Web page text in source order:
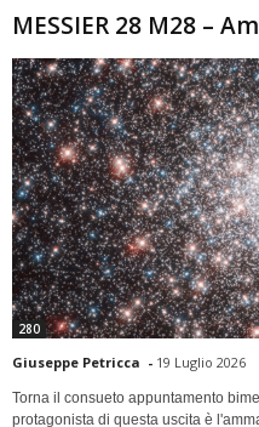
MESSIER 28 M28 –
280
Giuseppe Petricca - 19 Luglio 2026
Torna il consueto appuntamento
protagonista di questa uscita è